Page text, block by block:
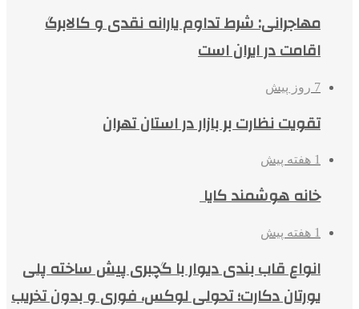
مهاجرانی: شرط تداوم یارانه نقدی و کالابرگ
اقامت در ایران است
7 روز پیش
تقویت نظارت بر بازار در استان تهران
1 هفته پیش
خانه هوشمند کایا
1 هفته پیش
انواع قاب بندی دیوار با گچبری پیش ساخته پلی
یورتان دکارت؛ تحولی لوکس، فوری و بدون تخریب